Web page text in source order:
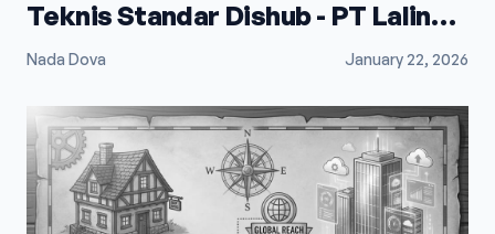
Teknis Standar Dishub - PT Lalindo
Mega Utama
Nada Dova January 22, 2026